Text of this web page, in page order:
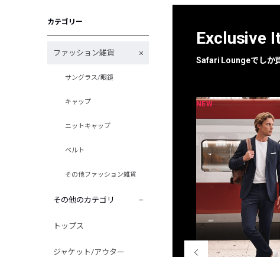
カテゴリー
ファッション雑貨
サングラス/眼鏡
キャップ
ニットキャップ
ベルト
その他ファッション雑貨
その他のカテゴリ
トップス
ジャケット/アウター
Exclusive
Safari Loungeでしか
NEW